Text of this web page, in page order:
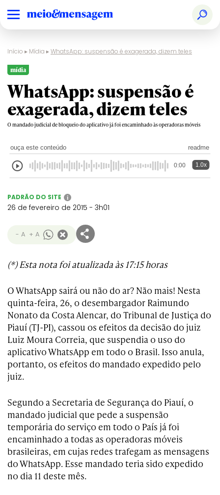
Início ▸ Mídia ▸WhatsApp: suspensão é exagerada, dizem teles
mídia
WhatsApp: suspensão é
exagerada, dizem teles
O mandado judicial de bloqueio do aplicativo já foi encaminhado às operadoras móveis
ouça este conteúdo readme
0:00 1.0x
PADRÃO DO SITE i
26 de fevereiro de 2015 - 3h01
- A + A
(*) Esta nota foi atualizada às 17:15 horas
O WhatsApp sairá ou não do ar? Não mais! Nesta
quinta-feira, 26, o desembargador Raimundo
Nonato da Costa Alencar, do Tribunal de Justiça do
Piauí (TJ-PI), cassou os efeitos da decisão do juiz
Luiz Moura Correia, que suspendia o uso do
aplicativo WhatsApp em todo o Brasil. Isso anula,
portanto, os efeitos do mandado expedido pelo
juiz.
Segundo a Secretaria de Segurança do Piauí, o
mandado judicial que pede a suspensão
temporária do serviço em todo o País já foi
encaminhado a todas as operadoras móveis
brasileiras, em cujas redes trafegam as mensagens
do WhatsApp. Esse mandado teria sido expedido
no dia 11 deste mês.